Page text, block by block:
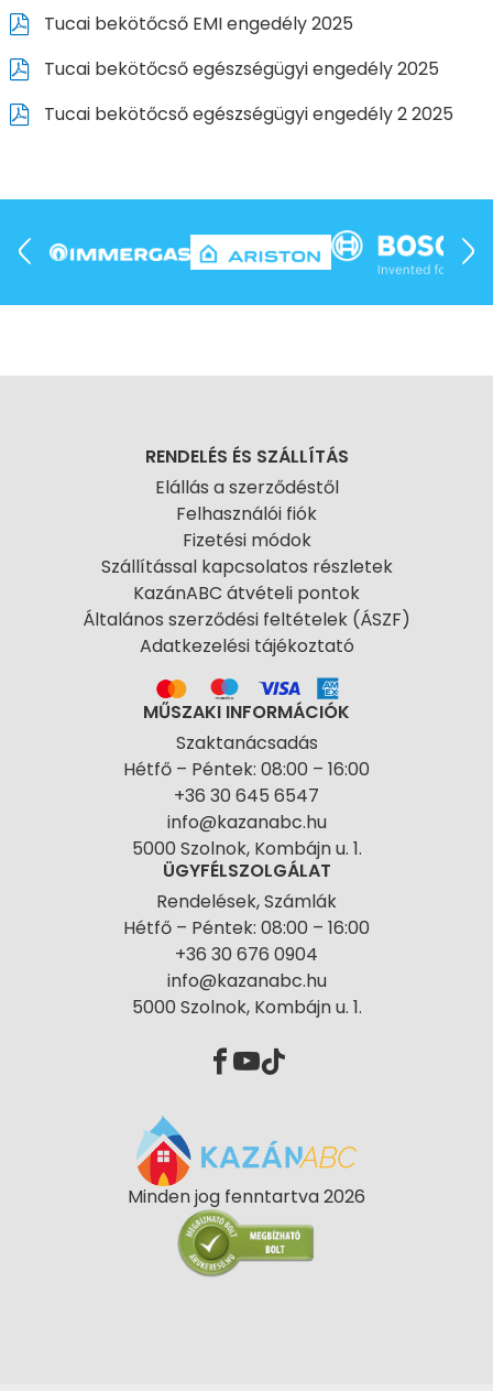
Tucai bekötőcső EMI engedély 2025
Tucai bekötőcső egészségügyi engedély 2025
Tucai bekötőcső egészségügyi engedély 2 2025
RENDELÉS ÉS SZÁLLÍTÁS
Elállás a szerződéstől
Felhasználói fiók
Fizetési módok
Szállítással kapcsolatos részletek
KazánABC átvételi pontok
Általános szerződési feltételek (ÁSZF)
Adatkezelési tájékoztató
MŰSZAKI INFORMÁCIÓK
Szaktanácsadás
Hétfő – Péntek: 08:00 – 16:00
+36 30 645 6547
info@kazanabc.hu
5000 Szolnok, Kombájn u. 1.
ÜGYFÉLSZOLGÁLAT
Rendelések, Számlák
Hétfő – Péntek: 08:00 – 16:00
+36 30 676 0904
info@kazanabc.hu
5000 Szolnok, Kombájn u. 1.
Minden jog fenntartva 2026